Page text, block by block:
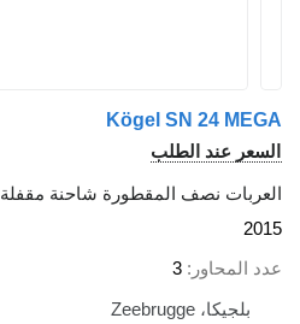
Kögel SN 24 MEGA
السعر عند الطلب
العربات نصف المقطورة شاحنة مقفلة
2015
عدد المحاور
3
بلجيكا، Zeebrugge